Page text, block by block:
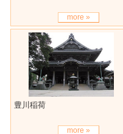
more »
豊川稲荷
more »